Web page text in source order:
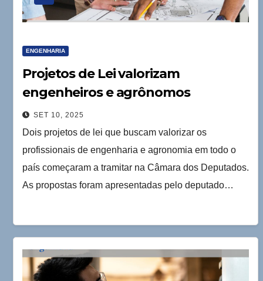
ENGENHARIA
Projetos de Lei valorizam
engenheiros e agrônomos
SET 10, 2025
Dois projetos de lei que buscam valorizar os
profissionais de engenharia e agronomia em todo o
país começaram a tramitar na Câmara dos Deputados.
As propostas foram apresentadas pelo deputado…